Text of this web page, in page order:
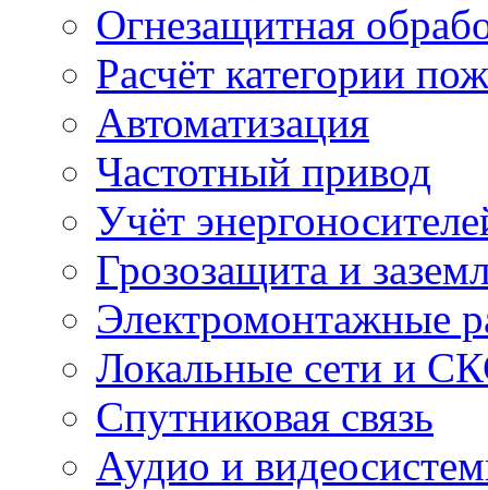
Огнезащитная
Расчёт категории
Автоматизация
Частотный привод
Учёт
Грозозащита и
Электромонтажные
Локальные сети и
Спутниковая связь
Аудио и